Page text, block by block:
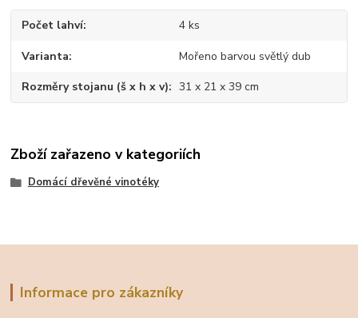
Počet lahví 4 ks
Varianta Mořeno barvou světlý dub
Rozměry stojanu (š x h x v) 31 x 21 x 39 cm
Zboží zařazeno v kategoriích
Domácí dřevěné vinotéky
Informace pro zákazníky